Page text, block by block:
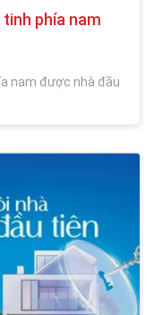
phía nam
nam được nhà đầu